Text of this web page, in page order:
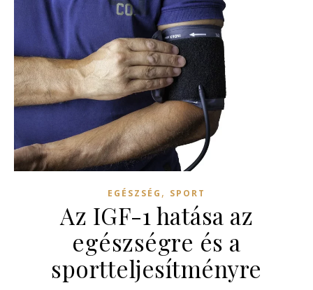
EGÉSZSÉG , SPORT
Az IGF-1 hatása az
egészségre és a
sportteljesítményre